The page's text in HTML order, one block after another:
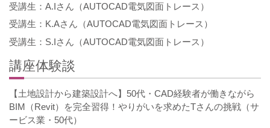
受講生：A.Iさん（AUTOCAD電気図面トレース）
受講生：K.Aさん（AUTOCAD電気図面トレース）
受講生：S.Iさん（AUTOCAD電気図面トレース）
講座体験談
【土地設計から建築設計へ】50代・CAD経験者が働きながら
BIM（Revit）を完全習得！やりがいを求めたTさんの挑戦（サ
ービス業・50代）